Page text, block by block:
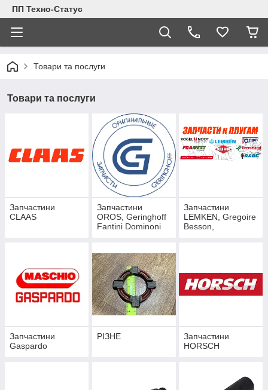
ПП Техно-Статус
Товари та послуги
Товари та послуги
Запчастини
CLAAS
Запчастини
OROS, Geringhoff
Fantini Dominoni
Запчастини
LEMKEN, Gregoire
Besson,
Запчастини
Gaspardo
РІЗНЕ
Запчастини
HORSCH